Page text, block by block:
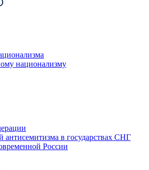
национализму
в государствах СНГ
России